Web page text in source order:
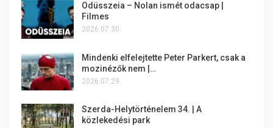
Odüsszeia – Nolan ismét odacsap |
Filmes
2026.07.30.
Mindenki elfelejtette Peter Parkert, csak a
mozinézők nem |…
2026.07.29.
Szerda-Helytörténelem 34. | A
közlekedési park